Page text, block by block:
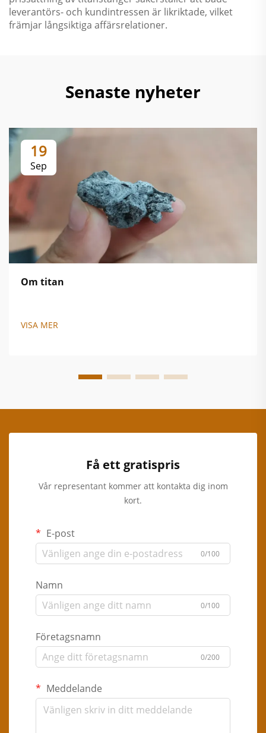
leverantörs- och kundintressen är likriktade, vilket
främjar långsiktiga affärsrelationer.
Senaste nyheter
19
Sep
Om titan
VISA MER
Få ett gratispris
Vår representant kommer att kontakta dig inom
kort.
E-post
0/100
Namn
0/100
Företagsnamn
0/200
Meddelande